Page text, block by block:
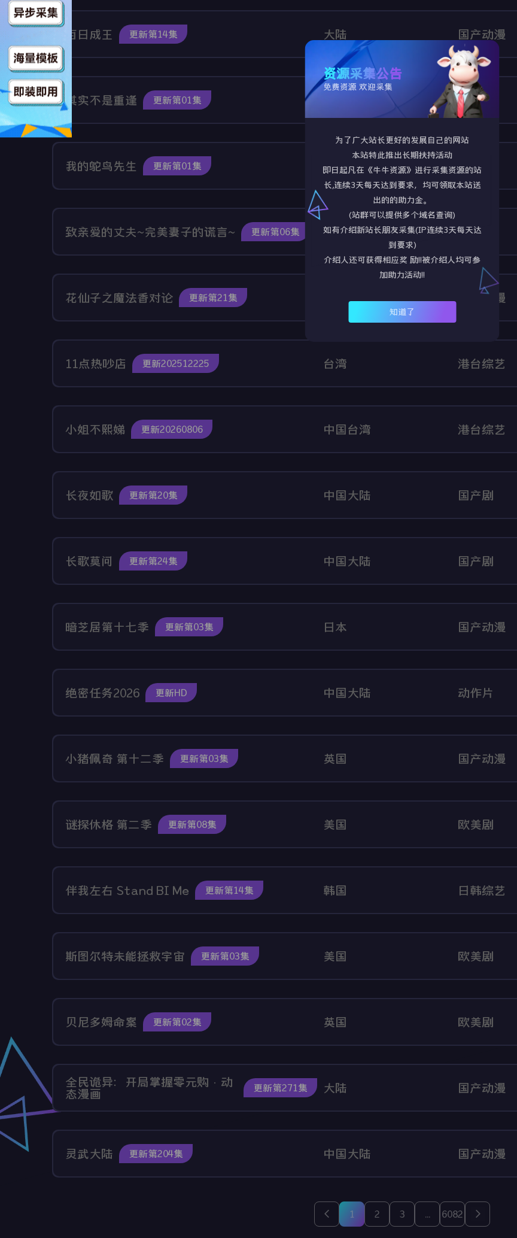
百日成王 更新第14集 大陆 国产动漫
其实不是重逢 更新第01集 国产剧
我的鸵鸟先生 更新第01集 中国大陆 国产剧
致亲爱的丈夫~完美妻子的谎言~ 更新第06集 日本 日剧
花仙子之魔法香对论 更新第21集 国产动漫
11点热吵店 更新202512225 台湾 港台综艺
小姐不熙娣 更新20260806 中国台湾 港台综艺
长夜如歌 更新第20集 中国大陆 国产剧
长歌莫问 更新第24集 中国大陆 国产剧
暗芝居第十七季 更新第03集 日本 国产动漫
绝密任务2026 更新HD 中国大陆 动作片
小猪佩奇 第十二季 更新第03集 英国 国产动漫
谜探休格 第二季 更新第08集 美国 欧美剧
伴我左右 Stand BI Me 更新第14集 韩国 日韩综艺
斯图尔特未能拯救宇宙 更新第03集 美国 欧美剧
贝尼多姆命案 更新第02集 英国 欧美剧
全民诡异：开局掌握零元购·动
态漫画
更新第271集 大陆 国产动漫
灵武大陆 更新第204集 中国大陆 国产动漫
1 2 3 6082
资源采集公告
免费资源 欢迎采集
为了广大站长更好的发展自己的网站
本站特此推出长期扶持活动
即日起凡在《牛牛资源》进行采集资源的站
长,连续3天每天达到要求，均可领取本站送
出的的助力金。
(站群可以提供多个域名查询)
如有介绍新站长朋友采集(IP连续3天每天达
到要求)
介绍人还可获得相应奖 励!!被介绍人均可参
加助力活动!!
知道了